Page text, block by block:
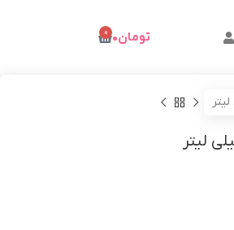
تومان۰ 0